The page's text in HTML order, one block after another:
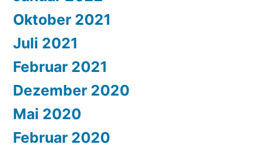
Oktober 2021
Juli 2021
Februar 2021
Dezember 2020
Mai 2020
Februar 2020